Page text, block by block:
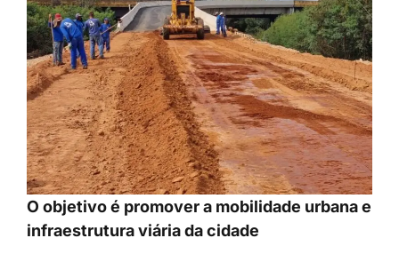
O objetivo é promover a mobilidade urbana e
infraestrutura viária da cidade